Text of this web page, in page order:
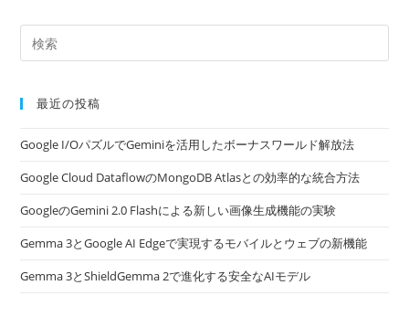
最近の投稿
Google I/OパズルでGeminiを活用したボーナスワールド解放法
Google Cloud DataflowのMongoDB Atlasとの効率的な統合方法
GoogleのGemini 2.0 Flashによる新しい画像生成機能の実験
Gemma 3とGoogle AI Edgeで実現するモバイルとウェブの新機能
Gemma 3とShieldGemma 2で進化する安全なAIモデル